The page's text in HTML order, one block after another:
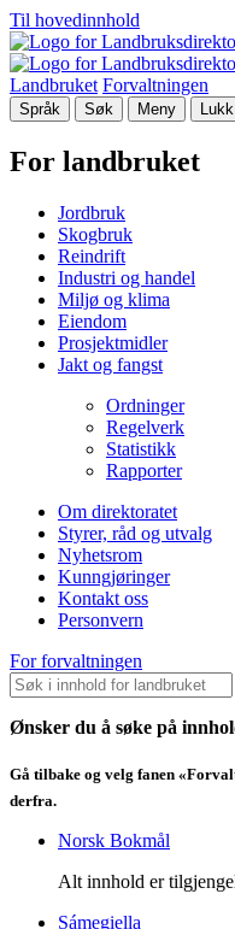
Til hovedinnhold
Landbruket Forvaltningen
Språk Søk Meny Lukk
For landbruket
Jordbruk
Skogbruk
Reindrift
Industri og handel
Miljø og klima
Eiendom
Prosjektmidler
Jakt og fangst
Ordninger
Regelverk
Statistikk
Rapporter
Om direktoratet
Styrer, råd og utvalg
Nyhetsrom
Kunngjøringer
Kontakt oss
Personvern
For forvaltningen
Ønsker du å søke på
Gå tilbake og velg fanen
derfra.
Norsk Bokmål
Alt innhold er
Sámegiella